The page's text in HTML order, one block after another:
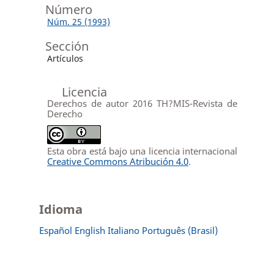
Número
Núm. 25 (1993)
Sección
Artículos
Licencia
Derechos de autor 2016 TH?MIS-Revista de
Derecho
Esta obra está bajo una licencia internacional
Creative Commons Atribución 4.0.
Idioma
Español English Italiano Português (Brasil)